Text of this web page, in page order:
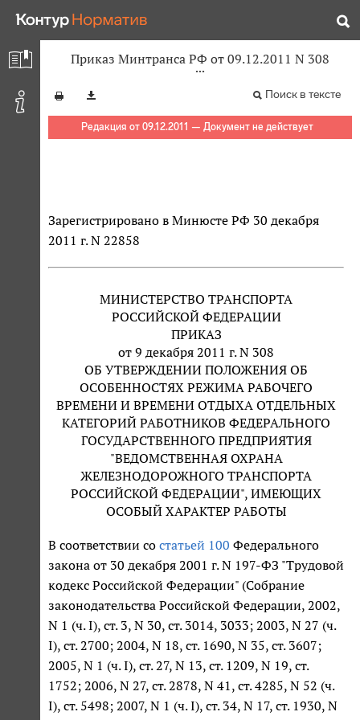
Приказ Минтранса РФ от 09.12.2011 N 308
Поиск в тексте
Редакция от 09.12.2011 — Документ не действует
Зарегистрировано в Минюсте РФ 30 декабря
2011 г. N 22858
МИНИСТЕРСТВО ТРАНСПОРТА
РОССИЙСКОЙ ФЕДЕРАЦИИ
ПРИКАЗ
от 9 декабря 2011 г. N 308
ОБ УТВЕРЖДЕНИИ ПОЛОЖЕНИЯ ОБ
ОСОБЕННОСТЯХ РЕЖИМА РАБОЧЕГО
ВРЕМЕНИ И ВРЕМЕНИ ОТДЫХА ОТДЕЛЬНЫХ
КАТЕГОРИЙ РАБОТНИКОВ ФЕДЕРАЛЬНОГО
ГОСУДАРСТВЕННОГО ПРЕДПРИЯТИЯ
"ВЕДОМСТВЕННАЯ ОХРАНА
ЖЕЛЕЗНОДОРОЖНОГО ТРАНСПОРТА
РОССИЙСКОЙ ФЕДЕРАЦИИ", ИМЕЮЩИХ
ОСОБЫЙ ХАРАКТЕР РАБОТЫ
В соответствии со статьей 100 Федерального
закона от 30 декабря 2001 г. N 197-ФЗ "Трудовой
кодекс Российской Федерации" (Собрание
законодательства Российской Федерации, 2002,
N 1 (ч. I), ст. 3, N 30, ст. 3014, 3033; 2003, N 27 (ч.
I), ст. 2700; 2004, N 18, ст. 1690, N 35, ст. 3607;
2005, N 1 (ч. I), ст. 27, N 13, ст. 1209, N 19, ст.
1752; 2006, N 27, ст. 2878, N 41, ст. 4285, N 52 (ч.
I), ст. 5498; 2007, N 1 (ч. I), ст. 34, N 17, ст. 1930, N